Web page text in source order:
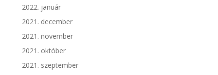
2022. január
2021. december
2021. november
2021. október
2021. szeptember